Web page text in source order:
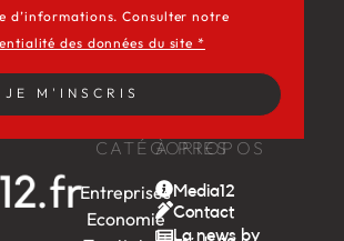
CATÉGORIES
Entreprises
Economie
À PROPOS
Media12
Contact
La news by
d’informations. Consulter notre
des données du site *
JE M'INSCRIS